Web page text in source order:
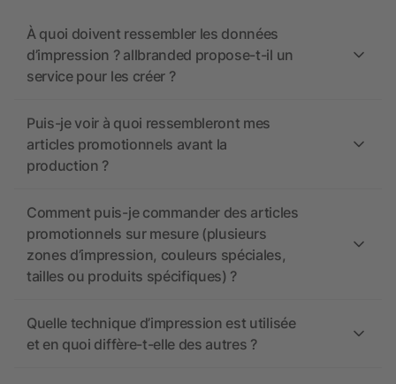
À quoi doivent ressembler les données
d’impression ? allbranded propose-t-il un
service pour les créer ?
Puis-je voir à quoi ressembleront mes
articles promotionnels avant la
production ?
Comment puis-je commander des articles
promotionnels sur mesure (plusieurs
zones d’impression, couleurs spéciales,
tailles ou produits spécifiques) ?
Quelle technique d’impression est utilisée
et en quoi diffère-t-elle des autres ?